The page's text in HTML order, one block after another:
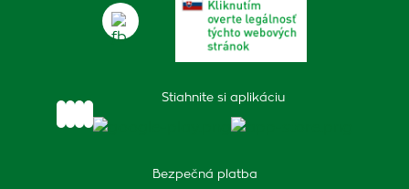
Stiahnite si aplikáciu
Bezpečná platba